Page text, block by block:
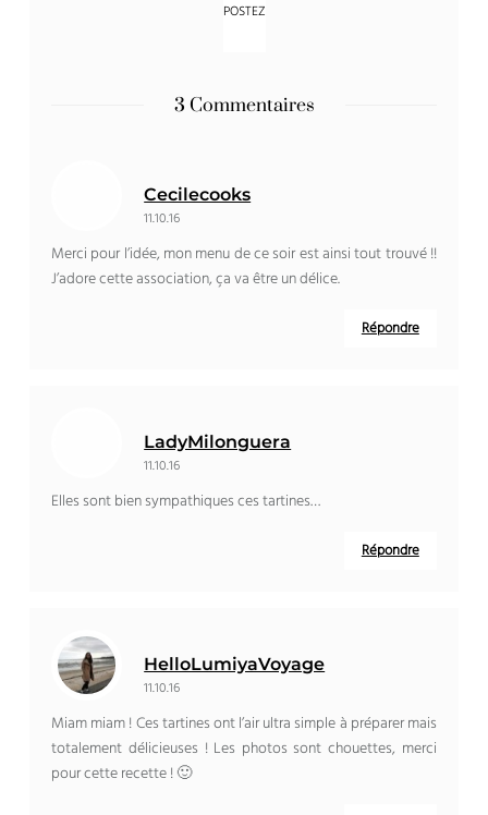
3 Commentaires
Cecilecooks
11.10.16
Merci pour l’idée, mon menu de ce soir est ainsi tout trouvé !!
J’adore cette association, ça va être un délice.
Répondre
LadyMilonguera
11.10.16
Elles sont bien sympathiques ces tartines…
Répondre
HelloLumiyaVoyage
11.10.16
Miam miam ! Ces tartines ont l’air ultra simple à préparer mais
totalement délicieuses ! Les photos sont chouettes, merci
pour cette recette ! 🙂